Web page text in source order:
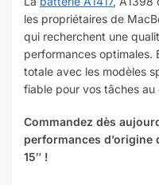
les propriétaires de
qui recherchent une
performances optimales.
totale avec les modèles
fiable pour vos tâches
Commandez dès
performances d’origine
15″ !